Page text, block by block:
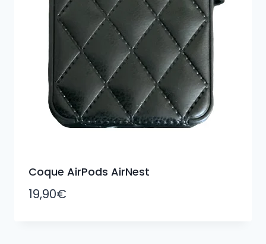
Coque AirPods AirNest
19,90€